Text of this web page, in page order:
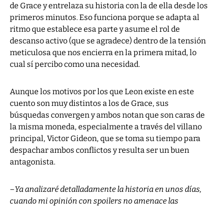
de Grace y entrelaza su historia con la de ella desde los
primeros minutos. Eso funciona porque se adapta al
ritmo que establece esa parte y asume el rol de
descanso activo (que se agradece) dentro de la tensión
meticulosa que nos encierra en la primera mitad, lo
cual sí percibo como una necesidad.
Aunque los motivos por los que Leon existe en este
cuento son muy distintos a los de Grace, sus
búsquedas convergen y ambos notan que son caras de
la misma moneda, especialmente a través del villano
principal, Victor Gideon, que se toma su tiempo para
despachar ambos conflictos y resulta ser un buen
antagonista.
–Ya analizaré detalladamente la historia en unos días,
cuando mi opinión con spoilers no amenace las